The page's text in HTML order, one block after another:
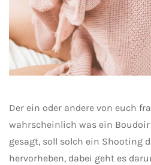
Der ein oder andere von euch
wahrscheinlich was ein
gesagt, soll solch ein Shooting
hervorheben, dabei geht es